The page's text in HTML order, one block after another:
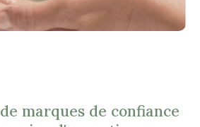
marques de confiance